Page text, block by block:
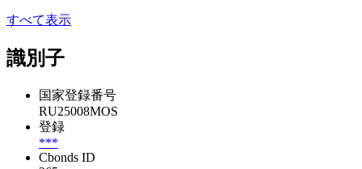
すべて表示
識別子
国家登録番号
RU25008MOS
登録
***
Cbonds ID